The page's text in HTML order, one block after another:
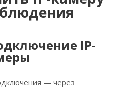
IP-
— через